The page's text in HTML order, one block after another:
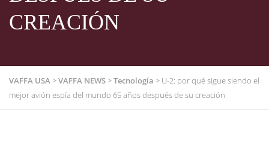
CREACIÓN
VAFFA USA>VAFFA NEWS>Tecnología > U-2: por qué sigue siendo el
mejor avión espía del mundo 65 años después de su creación